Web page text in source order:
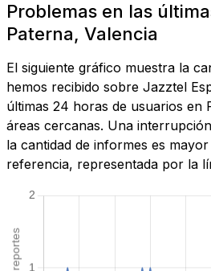
Problemas en las
Paterna, Valencia
El siguiente gráfico muestra la
hemos recibido sobre Jazztel
últimas 24 horas de usuarios en
áreas cercanas. Una
la cantidad de informes es
referencia, representada por la